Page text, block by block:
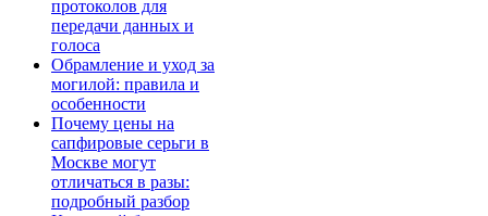
протоколов для
передачи данных и
голоса
Обрамление и уход за
могилой: правила и
особенности
Почему цены на
сапфировые серьги в
Москве могут
отличаться в разы:
подробный разбор